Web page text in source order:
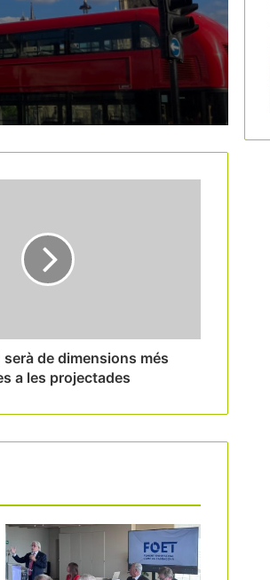
i Barcelona lideren l’escalada
taxes turístiques a Europa
internacional creix un 2% el
però la incertesa geopolítica
docent posa en risc 141
d’euros del turisme educatiu
serà de dimensions més
a les projectades